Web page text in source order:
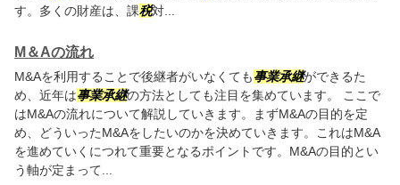
す。多くの財産は、課税対...
M＆Aの流れ
M&Aを利用することで後継者がいなくても事業承継ができるた
め、近年は事業承継の方法としても注目を集めています。 ここで
はM&Aの流れについて解説していきます。まずM&Aの目的を定
め、どういったM&Aをしたいのかを決めていきます。これはM&A
を進めていくにつれて重要となるポイントです。M&Aの目的とい
う軸が定まって...